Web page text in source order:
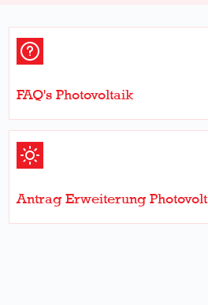
FAQ's Photovoltaik
Antrag Erweiterung